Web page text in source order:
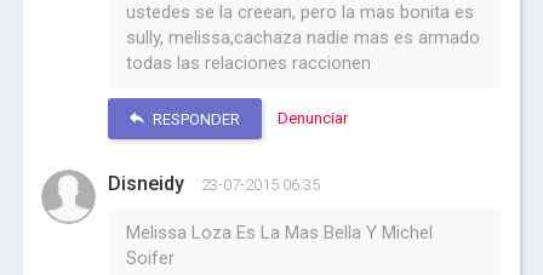
ustedes se la creean, pero la mas bonita es
sully, melissa,cachaza nadie mas es armado
todas las relaciones raccionen
RESPONDER Denunciar
Disneidy 23-07-2015 06:35
Melissa Loza Es La Mas Bella Y Michel
Soifer